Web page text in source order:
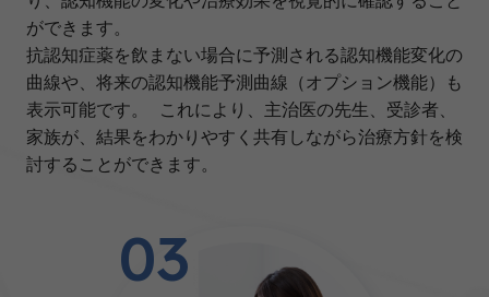
03
ができます。
抗認知症薬を飲まない場合に予測される認知機能変化の
曲線や、将来の認知機能予測曲線（オプション機能）も
表示可能です。 これにより、主治医の先生、受診者、
家族が、結果をわかりやすく共有しながら治療方針を検
討することができます。